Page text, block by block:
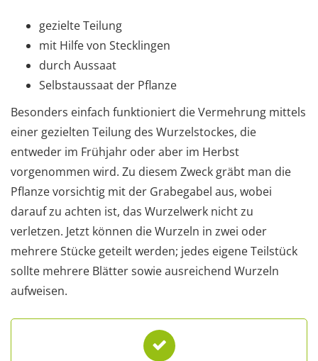
gezielte Teilung
mit Hilfe von Stecklingen
durch Aussaat
Selbstaussaat der Pflanze
Besonders einfach funktioniert die Vermehrung mittels
einer gezielten Teilung des Wurzelstockes, die
entweder im Frühjahr oder aber im Herbst
vorgenommen wird. Zu diesem Zweck gräbt man die
Pflanze vorsichtig mit der Grabegabel aus, wobei
darauf zu achten ist, das Wurzelwerk nicht zu
verletzen. Jetzt können die Wurzeln in zwei oder
mehrere Stücke geteilt werden; jedes eigene Teilstück
sollte mehrere Blätter sowie ausreichend Wurzeln
aufweisen.